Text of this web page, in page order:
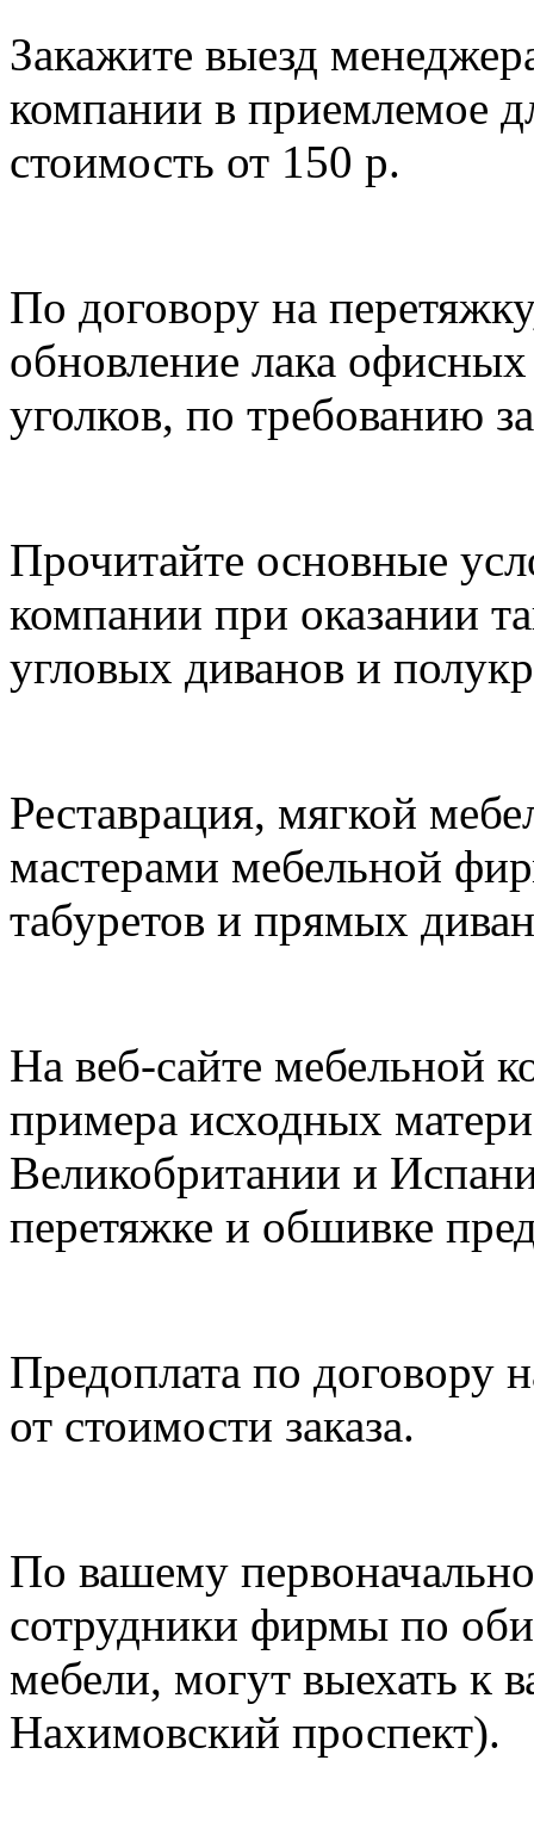
Закажите выезд
компании в приемлемое
стоимость от 150 р.
По договору на
обновление лака
уголков, по требованию
Прочитайте основные
компании при оказании
угловых диванов и
Реставрация, мягкой
мастерами мебельной
табуретов и прямых
На веб-сайте мебельной
примера исходных
Великобритании и
перетяжке и обшивке
Предоплата по договору
от стоимости заказа.
По вашему
сотрудники фирмы по
мебели, могут выехать к
Нахимовский проспект).